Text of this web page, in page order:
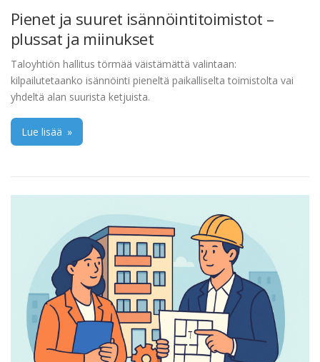
Pienet ja suuret isännöintitoimistot –
plussat ja miinukset
Taloyhtiön hallitus törmää väistämättä valintaan:
kilpailutetaanko isännöinti pieneltä paikalliselta toimistolta vai
yhdeltä alan suurista ketjuista.
Lue lisää »